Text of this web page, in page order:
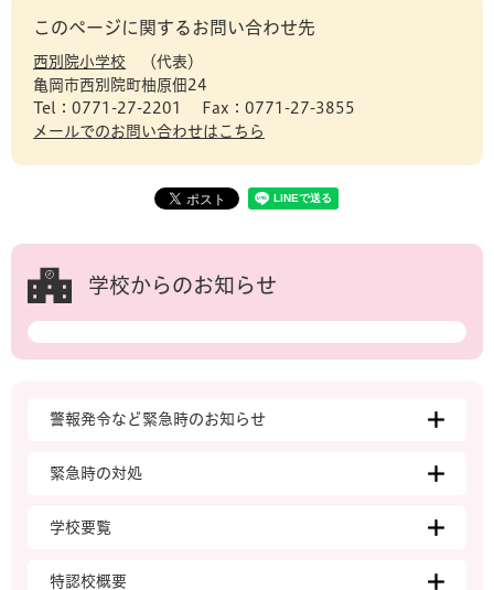
このページに関するお問い合わせ先
西別院小学校
代表
亀岡市西別院町柚原佃24
Tel：0771-27-2201
Fax：0771-27-3855
メールでのお問い合わせはこちら
学校からのお知らせ
警報発令など緊急時のお知らせ
緊急時の対処
学校要覧
特認校概要